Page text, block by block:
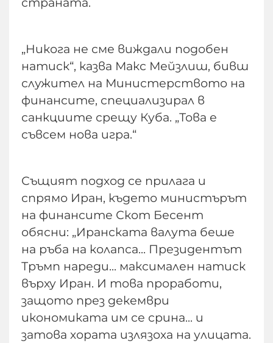
„Никога не сме виждали подобен
натиск“, казва Макс Мейзлиш, бивш
служител на Министерството на
финансите, специализирал в
санкциите срещу Куба. „Това е
съвсем нова игра.“
Същият подход се прилага и
спрямо Иран, където министърът
на финансите Скот Бесент
обясни: „Иранската валута беше
на ръба на колапса... Президентът
Тръмп нареди... максимален натиск
върху Иран. И това проработи,
защото през декември
икономиката им се срина... и
затова хората излязоха на улицата.